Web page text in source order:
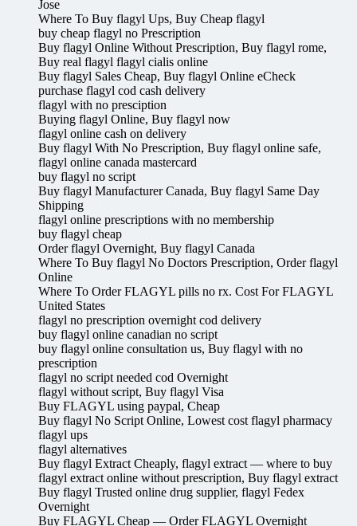
Jose
Where To Buy flagyl Ups, Buy Cheap flagyl
buy cheap flagyl no Prescription
Buy flagyl Online Without Prescription, Buy flagyl rome,
Buy real flagyl flagyl cialis online
Buy flagyl Sales Cheap, Buy flagyl Online eCheck
purchase flagyl cod cash delivery
flagyl with no presciption
Buying flagyl Online, Buy flagyl now
flagyl online cash on delivery
Buy flagyl With No Prescription, Buy flagyl online safe,
flagyl online canada mastercard
buy flagyl no script
Buy flagyl Manufacturer Canada, Buy flagyl Same Day
Shipping
flagyl online prescriptions with no membership
buy flagyl cheap
Order flagyl Overnight, Buy flagyl Canada
Where To Buy flagyl No Doctors Prescription, Order flagyl
Online
Where To Order FLAGYL pills no rx. Cost For FLAGYL
United States
flagyl no prescription overnight cod delivery
buy flagyl online canadian no script
buy flagyl online consultation us, Buy flagyl with no
prescription
flagyl no script needed cod Overnight
flagyl without script, Buy flagyl Visa
Buy FLAGYL using paypal, Cheap
Buy flagyl No Script Online, Lowest cost flagyl pharmacy
flagyl ups
flagyl alternatives
Buy flagyl Extract Cheaply, flagyl extract — where to buy
flagyl extract online without prescription, Buy flagyl extract
Buy flagyl Trusted online drug supplier, flagyl Fedex
Overnight
Buy FLAGYL Cheap — Order FLAGYL Overnight